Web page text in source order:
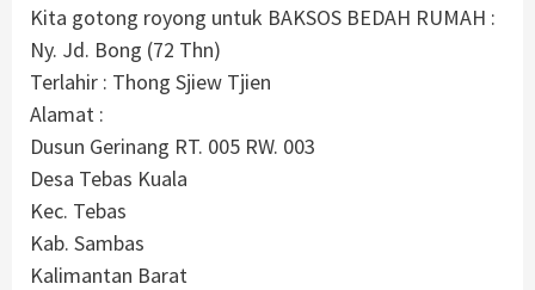
Kita gotong royong untuk BAKSOS BEDAH RUMAH :
Ny. Jd. Bong (72 Thn)
Terlahir : Thong Sjiew Tjien
Alamat :
Dusun Gerinang RT. 005 RW. 003
Desa Tebas Kuala
Kec. Tebas
Kab. Sambas
Kalimantan Barat